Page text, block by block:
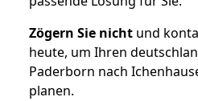
Zögern Sie nicht und
heute, um Ihren
Paderborn nach
planen.